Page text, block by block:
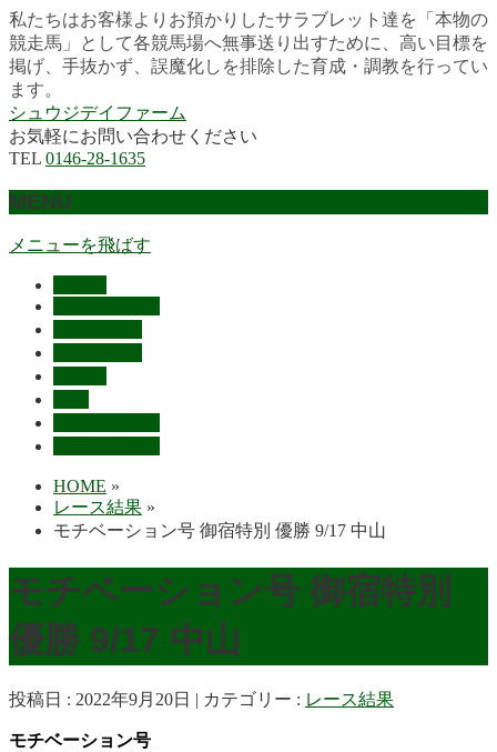
私たちはお客様よりお預かりしたサラブレット達を「本物の
競走馬」として各競馬場へ無事送り出すために、高い目標を
掲げ、手抜かず、誤魔化しを排除した育成・調教を行ってい
ます。
シュウジデイファーム
お気軽にお問い合わせください
TEL 0146-28-1635
MENU
メニューを飛ばす
HOME »
レース結果 »
モチベーション号 御宿特別 優勝 9/17 中山
モチベーション号 御宿特別
優勝 9/17 中山
投稿日 : 2022年9月20日 カテゴリー : レース結果
モチベーション号